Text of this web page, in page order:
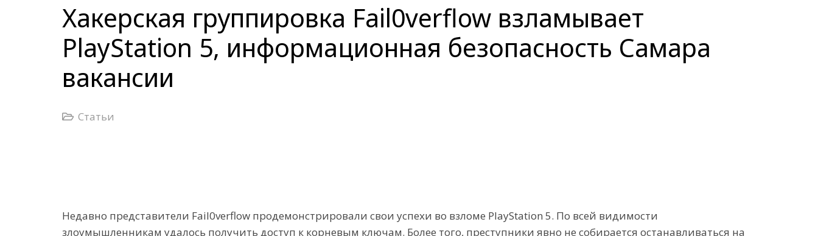
Хакерская группировка Fail0verflow взламывает
PlayStation 5, информационная безопасность Самара
вакансии
Статьи
Недавно представители Fail0verflow продемонстрировали свои успехи во взломе PlayStation 5. По всей видимости
злоумышленникам удалось получить доступ к корневым ключам. Более того, преступники явно не собирается останавливаться на